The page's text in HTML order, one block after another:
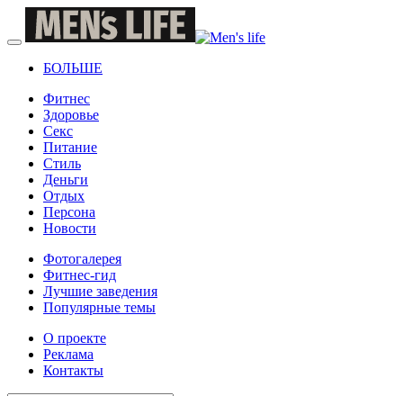
БОЛЬШЕ
Фитнес
Здоровье
Секс
Питание
Стиль
Деньги
Отдых
Персона
Новости
Фотогалерея
Фитнес-гид
Лучшие заведения
Популярные темы
О проекте
Реклама
Контакты